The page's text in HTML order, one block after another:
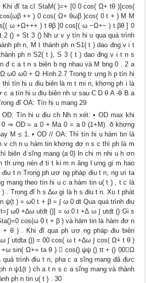
đĩ ta cĩ StaM( )=+ [0 0 cos( Ω+ tθ )]cos(
++ ) 0 cos( Ω+ θωβ )cos( 0 t + ) M M
ω +Ω+++ ) t θβ ]0 cos[( ω −Ω+− ) t βθ ] 0
2 () + St 3 () Nh ư v y tín hi u qua quá trình
ph n, M t thành ph n S1( t ) dao đng v i t
ph n S2( t ), S 3 ( t ) dao đng v i t n s
đ c a t n s biên b ng nhau và M bng 0 . 2 a
ω0 ω0 + Ω Hình 2.7 Trong tr ưng h p tín hi
tín hi u điu biên là m t mi n, khơng ph i là
c a tín hi u điu biên nh ư sau C D θ A -θ B a
đĩ OA: Tín hi u mang 29
Tín hi u điu ch Nh n xét: • OD max khi
0 ⇒ OD = a 0 + Ma 0 = a 0 (1+M). ð khơng
M ≤ 1. • OD // OA: Thì tín hi u hàm tin là
v ch n u hàm tin khơng đơ n s c thì ph là m
biên đ sĩng mang (a 0) ln chi m nhi u h ơn
th ưng nén đ ti t ki m n ăng l ưng gi m hao
t n Trong ph ươ ng pháp điu t n, ng ưi ta
mang theo tín hi u c a hàm tin u( t ) , t c là
. Trong đĩ h s ∆ω gi là h s điu t n. Xu t phát
ψ(t ) = ω0 t + β = ∫ ω 0 dt Qua quá trình điu
ω0 +∆ω utdt ()] = ω 0 t +∆ ω ∫ utdt () Gi s
cos(ω 0 t + β ) và hàm tin là hàm đơ n
θ ) . Khi đĩ qua ph ươ ng pháp điu biên
∫ utdta ()) = 00 cos( ω t +∆ω ∫ cos( Ω+ t θ )
sin( Ω+= ta θ )  cos() ψψ () tt + () 00Ω
quá trình điu t n, pha c a sĩng mang đã đưc
n ψ1(t ) ch a t n s c a sĩng mang và thành
ph n tin u( t ) . 30